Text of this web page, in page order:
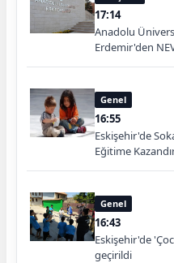
17:14
Anadolu
Erdemir'den
Genel
16:55
Eskişehir'de
Eğitime
Genel
16:43
Eskişehir'de
geçirildi